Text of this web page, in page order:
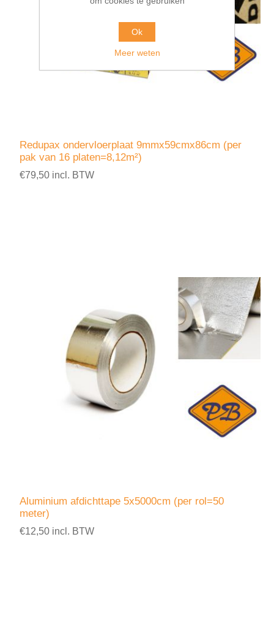
Redupax ondervloerplaat 9mmx59cmx86cm (per
pak van 16 platen=8,12m²)
€79,50 incl. BTW
Aluminium afdichttape 5x5000cm (per rol=50
meter)
€12,50 incl. BTW
Ok
Meer weten